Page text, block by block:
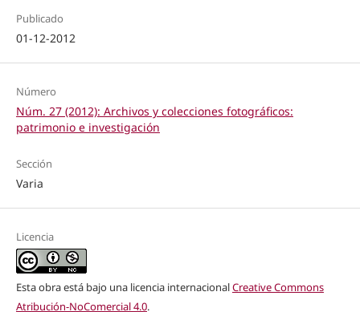
Publicado
01-12-2012
Número
Núm. 27 (2012): Archivos y colecciones fotográficos:
patrimonio e investigación
Sección
Varia
Licencia
Esta obra está bajo una licencia internacionalCreative Commons
Atribución-NoComercial 4.0.